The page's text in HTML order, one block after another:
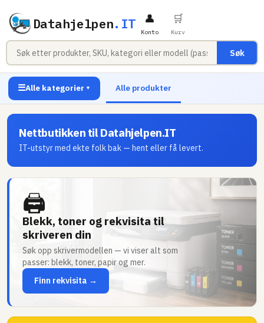
Datahjelpen.IT
Søk
👤
Konto
🛒
Kurv
☰Alle kategorier ▼ Alle produkter
Nettbutikken til Datahjelpen.IT
IT-utstyr med ekte folk bak — hent eller få levert.
🖨
Blekk, toner og rekvisita til
skriveren din
Søk opp skrivermodellen — vi viser alt som
passer: blekk, toner, papir og mer.
Finn rekvisita →